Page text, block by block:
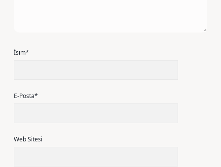
İsim*
E-Posta*
Web Sitesi